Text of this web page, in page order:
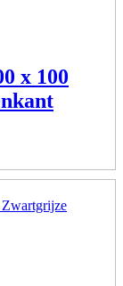
x 100